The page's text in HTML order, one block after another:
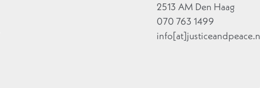
2513 AM Den Haag
070 763 1499